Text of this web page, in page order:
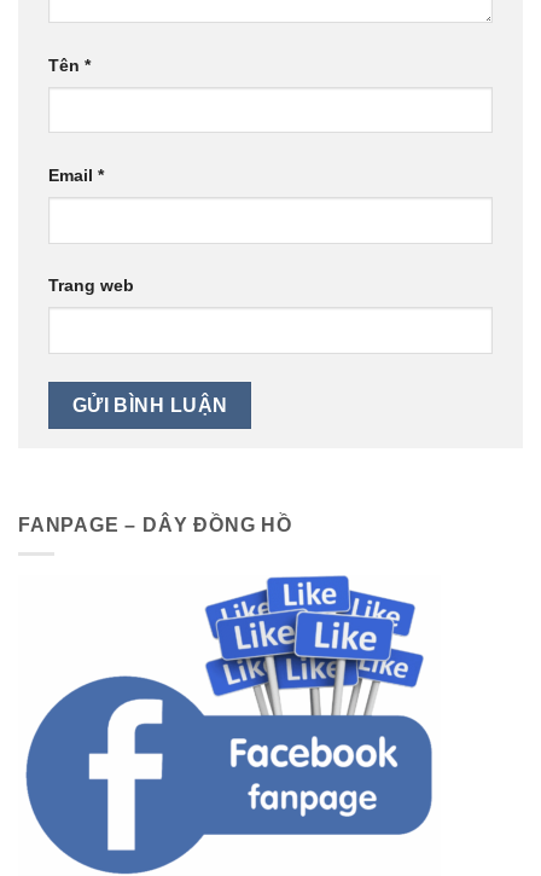
Tên *
Email *
Trang web
FANPAGE – DÂY ĐỒNG HỒ